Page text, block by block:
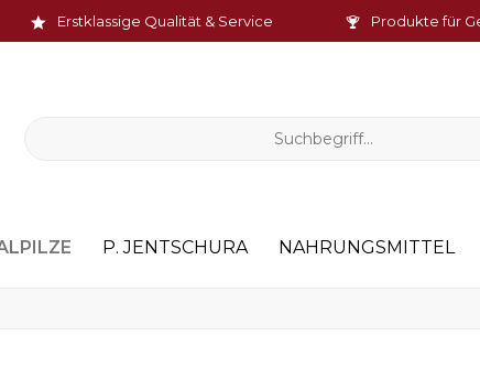
Erstklassige Qualität & Service Produkte für
P. JENTSCHURA NAHRUNGSMITTEL